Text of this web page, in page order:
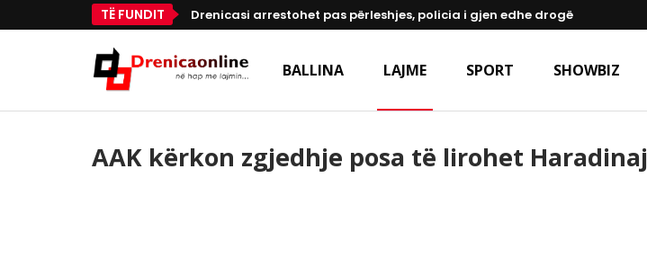
TË FUNDIT Drenicasi arrestohet pas përleshjes, policia i gjen edhe drogë
BALLINA LAJME SPORT SHOWBIZ
AAK kërkon zgjedhje posa të lirohet Haradinaj